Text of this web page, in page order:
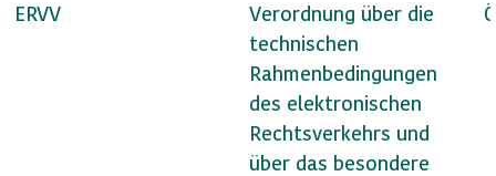
ERVV
Verordnung über die
technischen
Rahmenbedingungen
des elektronischen
Rechtsverkehrs und
über das besondere